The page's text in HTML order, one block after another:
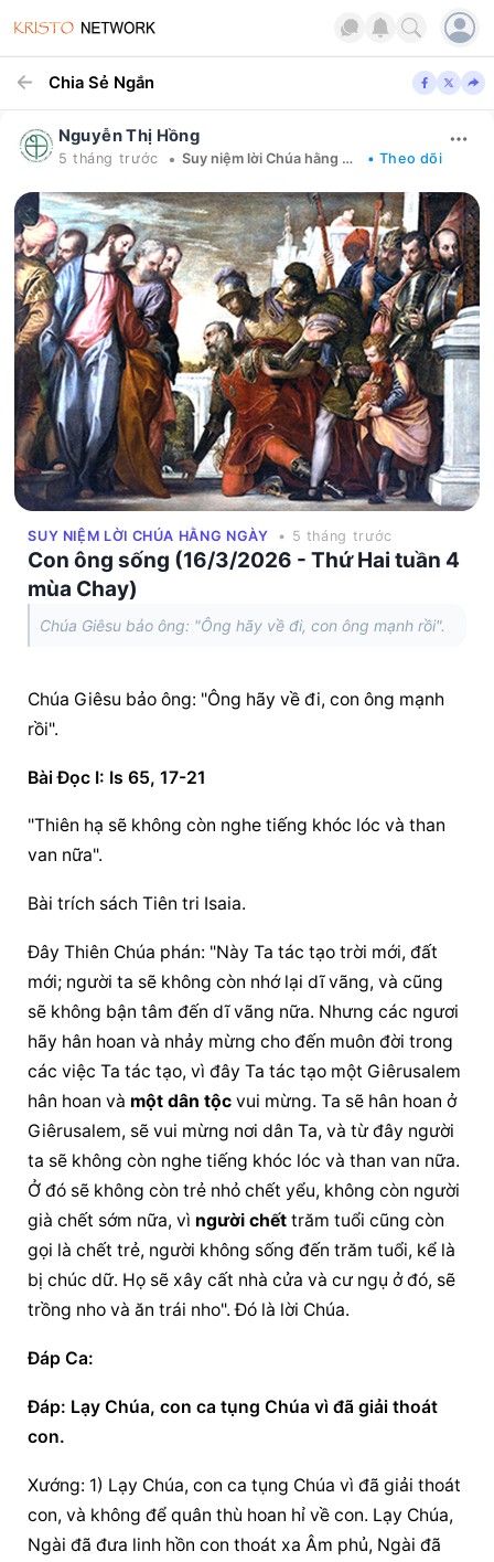
Chia Sẻ Ngắn
Nguyễn Thị Hồng
5 tháng trước • Suy niệm lời Chúa hằng ngày • Theo dõi
SUY NIỆM LỜI CHÚA HẰNG NGÀY • 5 tháng trước
Con ông sống (16/3/2026 - Thứ Hai tuần 4
mùa Chay)
Chúa Giêsu bảo ông: "Ông hãy về đi, con ông mạnh rồi".
Chúa Giêsu bảo ông: "Ông hãy về đi, con ông mạnh
rồi".
Bài Ðọc I: Is 65, 17-21
"Thiên hạ sẽ không còn nghe tiếng khóc lóc và than
van nữa".
Bài trích sách Tiên tri Isaia.
Ðây Thiên Chúa phán: "Này Ta tác tạo trời mới, đất
mới; người ta sẽ không còn nhớ lại dĩ vãng, và cũng
sẽ không bận tâm đến dĩ vãng nữa. Nhưng các ngươi
hãy hân hoan và nhảy mừng cho đến muôn đời trong
các việc Ta tác tạo, vì đây Ta tác tạo một Giêrusalem
hân hoan và một dân tộc vui mừng. Ta sẽ hân hoan ở
Giêrusalem, sẽ vui mừng nơi dân Ta, và từ đây người
ta sẽ không còn nghe tiếng khóc lóc và than van nữa.
Ở đó sẽ không còn trẻ nhỏ chết yểu, không còn người
già chết sớm nữa, vì người chết trăm tuổi cũng còn
gọi là chết trẻ, người không sống đến trăm tuổi, kể là
bị chúc dữ. Họ sẽ xây cất nhà cửa và cư ngụ ở đó, sẽ
trồng nho và ăn trái nho". Ðó là lời Chúa.
Ðáp Ca:
Ðáp: Lạy Chúa, con ca tụng Chúa vì đã giải thoát
con.
Xướng: 1) Lạy Chúa, con ca tụng Chúa vì đã giải thoát
con, và không để quân thù hoan hỉ về con. Lạy Chúa,
Ngài đã đưa linh hồn con thoát xa Âm phủ, Ngài đã